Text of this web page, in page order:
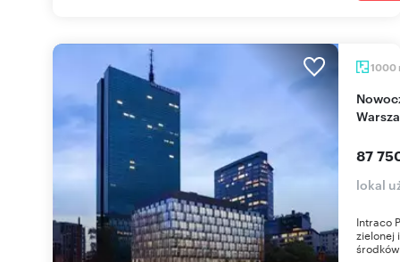
1000
Nowoczesny lokal 1000 m2 w zielonym centrum
87
lokal
Intraco
zielonej